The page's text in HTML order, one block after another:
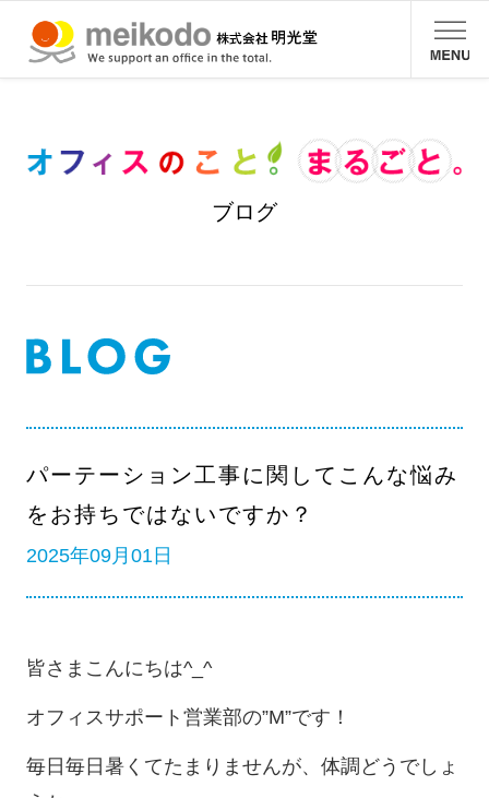
ブログ
パーテーション工事に関してこんな悩み
をお持ちではないですか？
2025年09月01日
皆さまこんにちは^_^
オフィスサポート営業部の”M”です！
毎日毎日暑くてたまりませんが、体調どうでしょ